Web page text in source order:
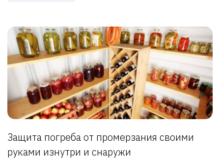
Защита погреба от промерзания своими
руками изнутри и снаружи